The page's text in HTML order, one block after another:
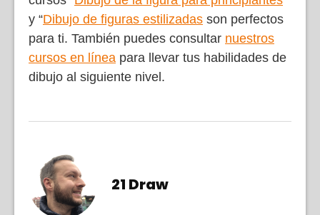
y “Dibujo de figuras estilizadas son perfectos
para ti. También puedes consultar nuestros
cursos en línea para llevar tus habilidades de
dibujo al siguiente nivel.
21 Draw